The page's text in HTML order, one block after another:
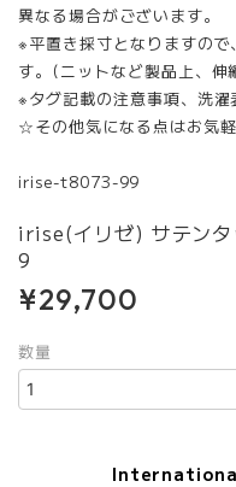
異なる場合がございます。
※平置き採寸となりますの
す。(ニットなど製品上、伸
※タグ記載の注意事項、洗濯
☆その他気になる点はお気
irise-t8073-99
irise(イリゼ) サテン
9
¥29,700
数量